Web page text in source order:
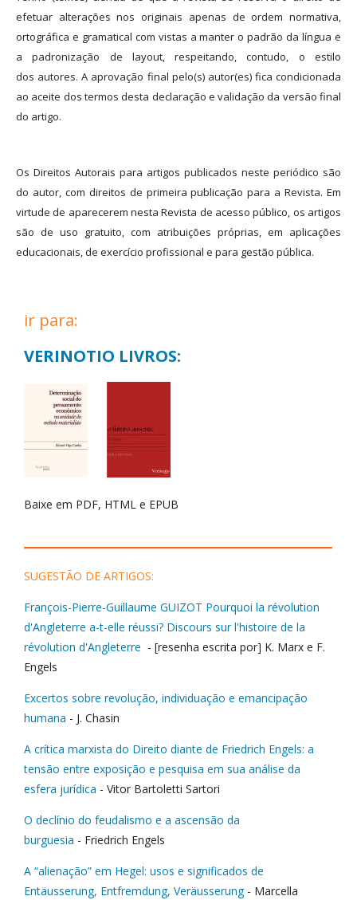
efetuar alterações nos originais apenas de ordem normativa,
ortográfica e gramatical com vistas a manter o padrão da língua e
a padronização de layout, respeitando, contudo, o estilo
dos autores. A aprovação final pelo(s) autor(es) fica condicionada
ao aceite dos termos desta declaração e validação da versão final
do artigo.
Os Direitos Autorais para artigos publicados neste periódico são
do autor, com direitos de primeira publicação para a Revista. Em
virtude de aparecerem nesta Revista de acesso público, os artigos
são de uso gratuito, com atribuições próprias, em aplicações
educacionais, de exercício profissional e para gestão pública.
ir para:
VERINOTIO LIVROS:
Baixe em PDF, HTML e EPUB
SUGESTÃO DE ARTIGOS:
François-Pierre-Guillaume GUIZOT Pourquoi la révolution
d'Angleterre a-t-elle réussi? Discours sur l'histoire de la
révolution d'Angleterre - [resenha escrita por] K. Marx e F.
Engels
Excertos sobre revolução, individuação e emancipação
humana - J. Chasin
A crítica marxista do Direito diante de Friedrich Engels: a
tensão entre exposição e pesquisa em sua análise da
esfera jurídica - Vitor Bartoletti Sartori
O declínio do feudalismo e a ascensão da
burguesia - Friedrich Engels
A “alienação” em Hegel: usos e significados de
Entäusserung, Entfremdung, Veräusserung- Marcella